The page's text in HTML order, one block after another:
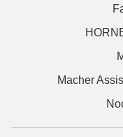
Macher